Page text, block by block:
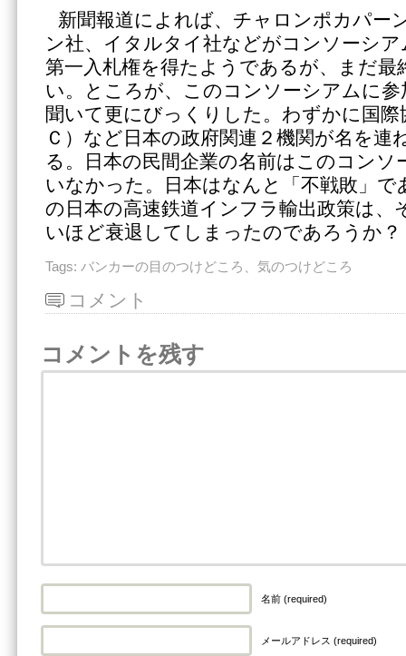
新聞報道によれば、チャロンポカパー
ン社、イタルタイ社などがコンソーシ
第一入札権を得たようであるが、まだ最
い。ところが、このコンソーシアムに
聞いて更にびっくりした。わずかに国際
Ｃ）など日本の政府関連２機関が名を連
る。日本の民間企業の名前はこのコンソ
いなかった。日本はなんと「不戦敗」で
の日本の高速鉄道インフラ輸出政策は、
いほど衰退してしまったのであろうか？
Tags: バンカーの目のつけどころ、気のつけどころ
コメント
コメントを残す
名前 (required)
メールアドレス (required)